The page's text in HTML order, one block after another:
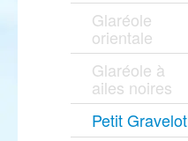
Glaréole
orientale
Glaréole à
ailes noires
Petit Gravelot